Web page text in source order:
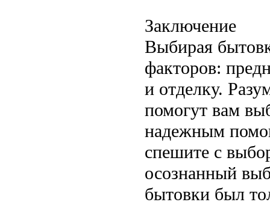
Заключение
Выбирая
факторов:
и отделку.
помогут вам
надежным
спешите с
осознанный
бытовки был